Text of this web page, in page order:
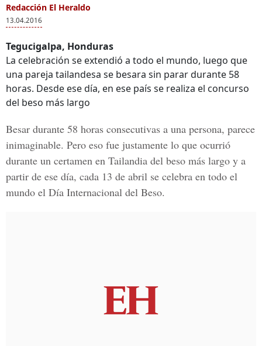
Redacción El Heraldo
13.04.2016
Tegucigalpa, Honduras
La celebración se extendió a todo el mundo, luego que
una pareja tailandesa se besara sin parar durante 58
horas. Desde ese día, en ese país se realiza el concurso
del beso más largo
Besar durante 58 horas consecutivas a una persona, parece
inimaginable. Pero eso fue justamente lo que ocurrió
durante un certamen en Tailandia del beso más largo y a
partir de ese día, cada 13 de abril se celebra en todo el
mundo el Día Internacional del Beso.